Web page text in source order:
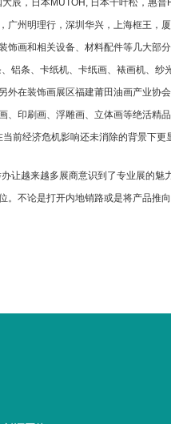
辰，日本MUTOH, 日本千叶松，惠
广州明理行，深圳华兴，上海框王
饰画和相关设备、材料配件等几大部
铝条、卡纸机、卡纸画、裱画机、
外在装饰画展区福建莆田油画产业协
、印刷画、浮雕画、立体画等绝活精
当前经济危机影响还未消除的背景下
让越来越多展商意识到了专业展的魅
。不论是打开内地销路或是将产品推